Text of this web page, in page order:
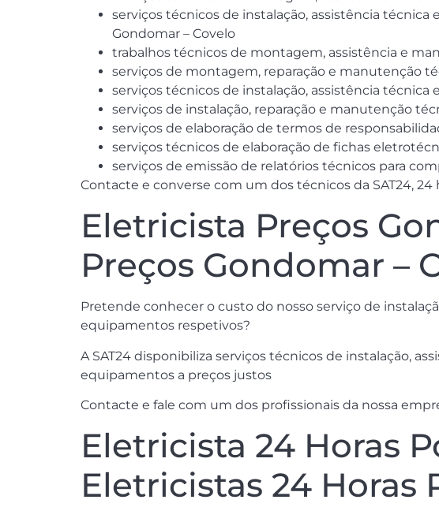
serviços técnicos de instalação, assistência
Gondomar – Covelo
trabalhos técnicos de montagem, assistência e
serviços de montagem, reparação e manutenção
serviços técnicos de instalação, assistência
serviços de instalação, reparação e manutenção
serviços de elaboração de termos de
serviços técnicos de elaboração de fichas
serviços de emissão de relatórios técnicos para
Contacte e converse com um dos técnicos da SAT24, 24
Eletricista Preços
Preços Gondomar –
Pretende conhecer o custo do nosso serviço de
equipamentos respetivos?
A SAT24 disponibiliza serviços técnicos de instalação,
equipamentos a preços justos
Contacte e fale com um dos profissionais da nossa
Eletricista 24 Horas
Eletricistas 24 Horas